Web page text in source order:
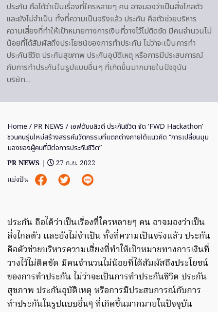
ประกัน ถือได้ว่าเป็นเรื่องที่ใครหลายๆ คน อาจมองว่าเป็นสิ่งไกลตัว
และยังไม่จำเป็น ทั้งที่ความเป็นจริงแล้ว ประกัน คือตัวช่วยบริหาร
ความเสี่ยงที่ทำให้เป้าหมายทางการเงินที่วางไว้ไม่ติดขัด มีคนจำนวนไม่
น้อยที่ได้สัมผัสถึงประโยชน์ของการทำประกัน ไม่ว่าจะเป็นการทำ
ประกันชีวิต ประกันสุขภาพ ประกันอุบัติเหตุ หรือการมีประสบการณ์
กับการทำประกันในรูปแบบอื่นๆ ที่เกิดขึ้นมากมายในปัจจุบัน
บริษัท…
Home / PR NEWS / เอฟดับบลิวดี ประกันชีวิต จัด ‘FWD Hackathon’
ชวนคนรุ่นใหม่สร้างสรรค์นวัตกรรมที่แตกต่างภายใต้แนวคิด “การเปลี่ยนมุม
มองของผู้คนที่มีต่อการประกันชีวิต”
PR NEWS |
27 ก.ย. 2022
แบ่งปัน
ประกัน ถือได้ว่าเป็นเรื่องที่ใครหลายๆ คน อาจมองว่าเป็น
สิ่งไกลตัว และยังไม่จำเป็น ทั้งที่ความเป็นจริงแล้ว ประกัน
คือตัวช่วยบริหารความเสี่ยงที่ทำให้เป้าหมายทางการเงินที่
วางไว้ไม่ติดขัด มีคนจำนวนไม่น้อยที่ได้สัมผัสถึงประโยชน์
ของการทำประกัน ไม่ว่าจะเป็นการทำประกันชีวิต ประกัน
สุขภาพ ประกันอุบัติเหตุ หรือการมีประสบการณ์กับการ
ทำประกันในรูปแบบอื่นๆ ที่เกิดขึ้นมากมายในปัจจุบัน